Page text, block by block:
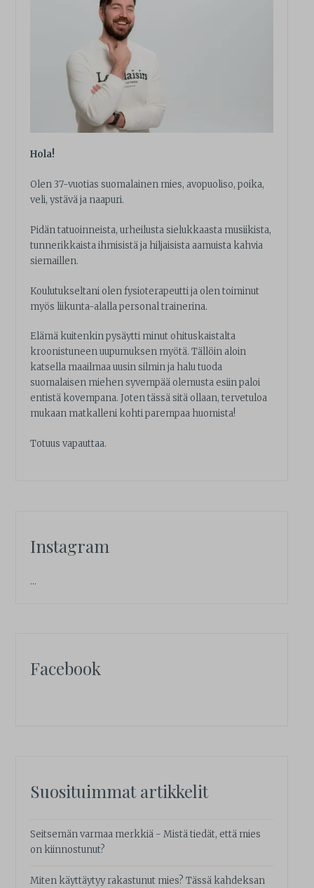
Hola!
Olen 37-vuotias suomalainen mies, avopuoliso, poika,
veli, ystävä ja naapuri.
Pidän tatuoinneista, urheilusta sielukkaasta musiikista,
tunnerikkaista ihmisistä ja hiljaisista aamuista kahvia
siemaillen.
Koulutukseltani olen fysioterapeutti ja olen toiminut
myös liikunta-alalla personal trainerina.
Elämä kuitenkin pysäytti minut ohituskaistalta
kroonistuneen uupumuksen myötä. Tällöin aloin
katsella maailmaa uusin silmin ja halu tuoda
suomalaisen miehen syvempää olemusta esiin paloi
entistä kovempana. Joten tässä sitä ollaan, tervetuloa
mukaan matkalleni kohti parempaa huomista!
Totuus vapauttaa.
Instagram
…
Facebook
Suosituimmat artikkelit
Seitsemän varmaa merkkiä - Mistä tiedät, että mies
on kiinnostunut?
Miten käyttäytyy rakastunut mies? Tässä kahdeksan